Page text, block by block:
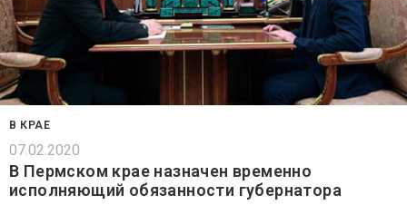
В КРАЕ
07.02.2020
В Пермском крае назначен временно
исполняющий обязанности губернатора